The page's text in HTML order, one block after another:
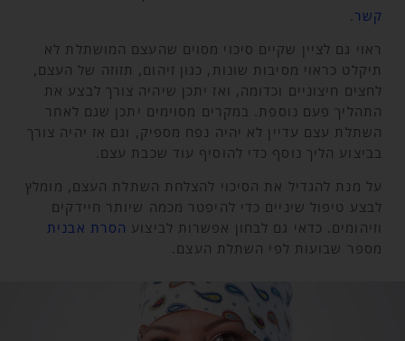
קשר
ראוי גם לציין שקיים סיכוי מסוים שהעצם המושתלת לא
תיקלט כראוי מסיבות שונות, כגון זיהום, תזוזה של העצם,
לחצים חיצוניים וכדומה, ואז יתכן שיהיה צורך לבצע את
התהליך פעם נוספת. במקרים מסוימים יתכן שגם לאחר
השתלת עצם עדיין לא יהיה נפח מספיק, וגם אז יהיה צורך
בביצוע הליך נוסף כדי להוסיף עוד שכבת עצם.
על מנת להגדיל את הסיכוי להצלחת השתלת העצם, מומלץ
לבצע טיפול שיניים כדי להיפטר מכמה שיותר חיידקים
וזיהומים. כדאי גם לבחון אפשרות לביצוע הסרת אבנית
מספר שבועות לפי השתלת העצם.